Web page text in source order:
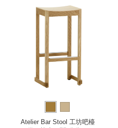
Atelier Bar Stool 工坊吧檯